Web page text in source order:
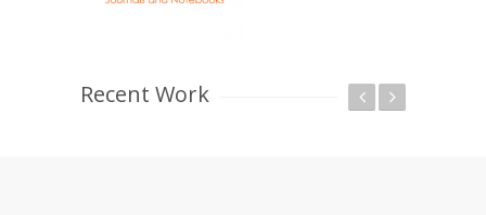
Recent Work